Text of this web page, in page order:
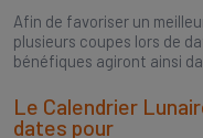
Afin de favoriser un
plusieurs coupes lors de
bénéfiques agiront ainsi
Le Calendrier
dates pour